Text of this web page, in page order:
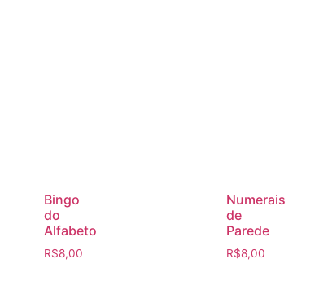
Bingo
do
Alfabeto
R$8,00
Numerais
de
Parede
R$8,00